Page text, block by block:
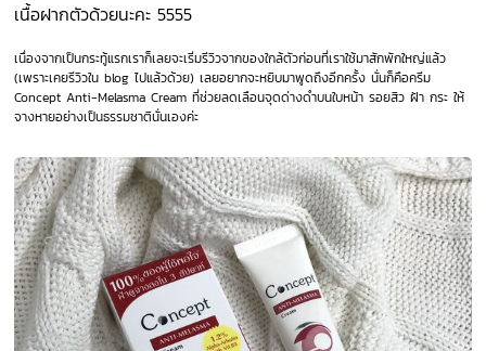
เนื้อฝากตัวด้วยนะคะ 5555
เนื่องจากเป็นกระทู้แรกเราก็เลยจะเริ่มรีวิวจากของใกล้ตัวก่อนที่เราใช้มาสักพักใหญ่แล้ว
(เพราะเคยรีวิวใน blog ไปแล้วด้วย) เลยอยากจะหยิบมาพูดถึงอีกครั้ง นั่นก็คือครีม
Concept Anti-Melasma Cream ที่ช่วยลดเลือนจุดด่างดำบนใบหน้า รอยสิว ฝ้า กระ ให้
จางหายอย่างเป็นธรรมชาตินั่นเองค่ะ